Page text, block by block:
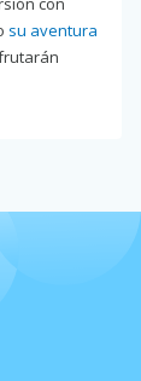
su aventura